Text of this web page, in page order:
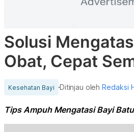
Solusi
Obat, Cepat
Kesehatan Bayi Ditinjau olehRedaksi
Tips Ampuh Mengatasi Bayi